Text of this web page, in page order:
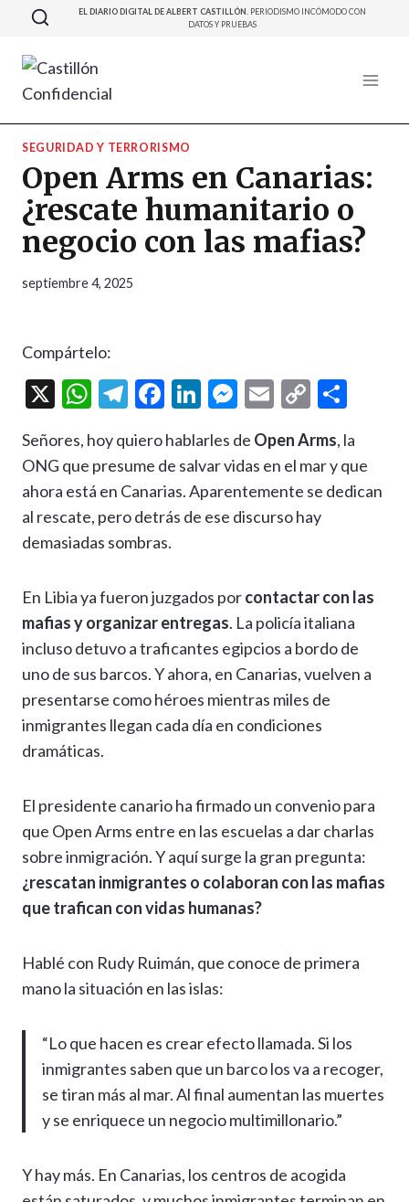
Saltar
contenido
EL DIARIO DIGITAL DE ALBERT CASTILLÓN. PERIODISMO INCÓMODO CON
DATOS Y PRUEBAS
SEGURIDAD Y TERRORISMO
Open Arms en Canarias:
¿rescate humanitario o
negocio con las mafias?
septiembre 4, 2025
Compártelo:
X
W
at
s
A
p
T
e
gr
a
m
F
e
b
o
o
Li
ke
dI
n
M
se
n
g
E
ai
l
C
p
y
Li
m
p
Señores, hoy quiero hablarles de Open Arms, la
ONG que presume de salvar vidas en el mar y que
ahora está en Canarias. Aparentemente se dedican
al rescate, pero detrás de ese discurso hay
demasiadas sombras.
En Libia ya fueron juzgados porcontactar con las
mafias y organizar entregas. La policía italiana
incluso detuvo a traficantes egipcios a bordo de
uno de sus barcos. Y ahora, en Canarias, vuelven a
presentarse como héroes mientras miles de
inmigrantes llegan cada día en condiciones
dramáticas.
El presidente canario ha firmado un convenio para
que Open Arms entre en las escuelas a dar charlas
sobre inmigración. Y aquí surge la gran pregunta:
¿rescatan inmigrantes o colaboran con las mafias
que trafican con vidas humanas?
Hablé con Rudy Ruimán, que conoce de primera
mano la situación en las islas:
“Lo que hacen es crear efecto llamada. Si los
inmigrantes saben que un barco los va a recoger,
se tiran más al mar. Al final aumentan las muertes
y se enriquece un negocio multimillonario.”
Y hay más. En Canarias, los centros de acogida